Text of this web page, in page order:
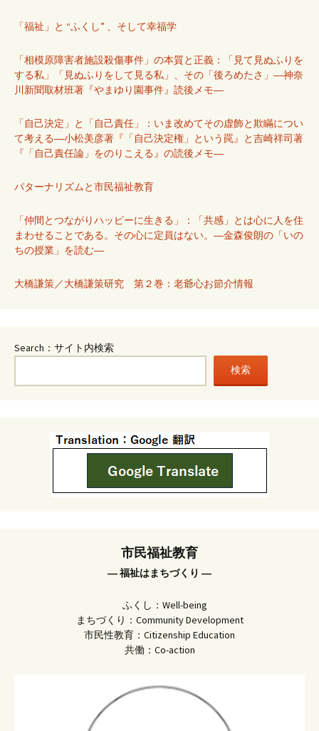
「福祉」と “ふくし” 、そして幸福学
「相模原障害者施設殺傷事件」の本質と正義：「見て見ぬふりを
する私」「見ぬふりをして見る私」、その「後ろめたさ」―神奈
川新聞取材班著『やまゆり園事件』読後メモ―
「自己決定」と「自己責任」：いま改めてその虚飾と欺瞞につい
て考える―小松美彦著『「自己決定権」という罠』と吉崎祥司著
『「自己責任論」をのりこえる』の読後メモ―
パターナリズムと市民福祉教育
「仲間とつながりハッピーに生きる」：「共感」とは心に人を住
まわせることである。その心に定員はない。―金森俊朗の「いの
ちの授業」を読む―
大橋謙策／大橋謙策研究 第２巻：老爺心お節介情報
Search：サイト内検索
検索
市民福祉教育
― 福祉はまちづくり ―
ふくし：Well-being
まちづくり：Community Development
市民性教育：Citizenship Education
共働：Co-action